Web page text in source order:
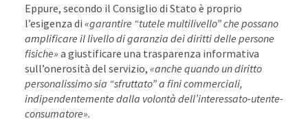
Eppure, secondo il Consiglio di Stato è proprio
l’esigenza di «garantire “tutele multilivello” che possano
amplificare il livello di garanzia dei diritti delle persone
fisiche» a giustificare una trasparenza informativa
sull’onerosità del servizio, «anche quando un diritto
personalissimo sia “sfruttato” a fini commerciali,
indipendentemente dalla volontà dell’interessato-utente-
consumatore».